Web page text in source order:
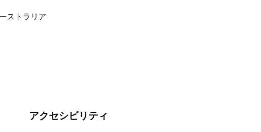
があります。
アクセシビリティ